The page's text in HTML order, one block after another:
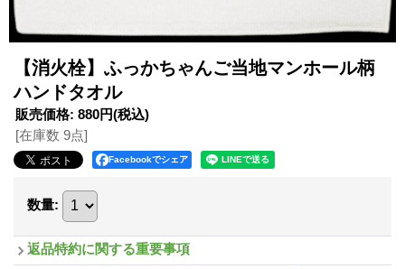
【消火栓】ふっかちゃんご当地マンホール柄
ハンドタオル
販売価格: 880円(税込)
[在庫数 9点]
Facebookでシェア
数量:
返品特約に関する重要事項